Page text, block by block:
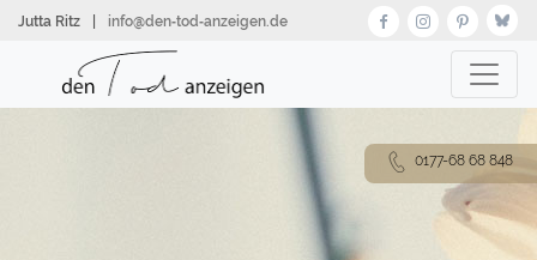
zumJutta Ritz info@den‑tod‑anzeigen.de
0177-68 68 848